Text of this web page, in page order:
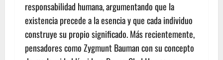
responsabilidad humana, argumentando que la
existencia precede a la esencia y que cada individuo
construye su propio significado. Más recientemente,
pensadores como Zygmunt Bauman con su concepto